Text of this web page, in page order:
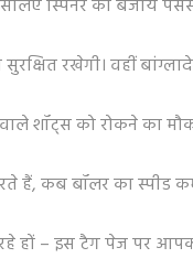
स्पिनर की बजाय
रखेगी। वहीं
शॉट्स को रोकने का
हैं, कब बॉलर का स्पीड
रहे हों – इस टैग पेज